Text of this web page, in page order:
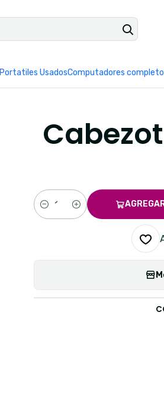
Portatiles UsadosComputadores
Cantidad